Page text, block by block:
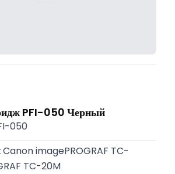
PFI-050 Черный
050
Canon imagePROGRAF TC-
TC-20M